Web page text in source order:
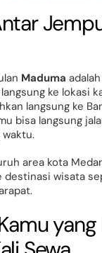
Maduma
ke lokasi
langsung ke
bisa langsung
area kota
destinasi wisata
yang